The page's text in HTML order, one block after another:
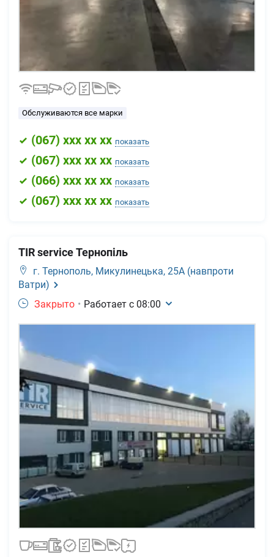
Обслуживаются все марки
(067) xxx xx xx показать
(067) xxx xx xx показать
(066) xxx xx xx показать
(067) xxx xx xx показать
TIR service Тернопіль
г. Тернополь, Микулинецька, 25А (навпроти
Ватри)
Закрыто • Работает с 08:00